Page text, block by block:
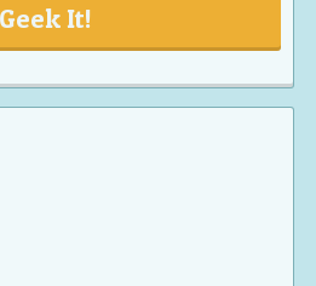
Geek It!